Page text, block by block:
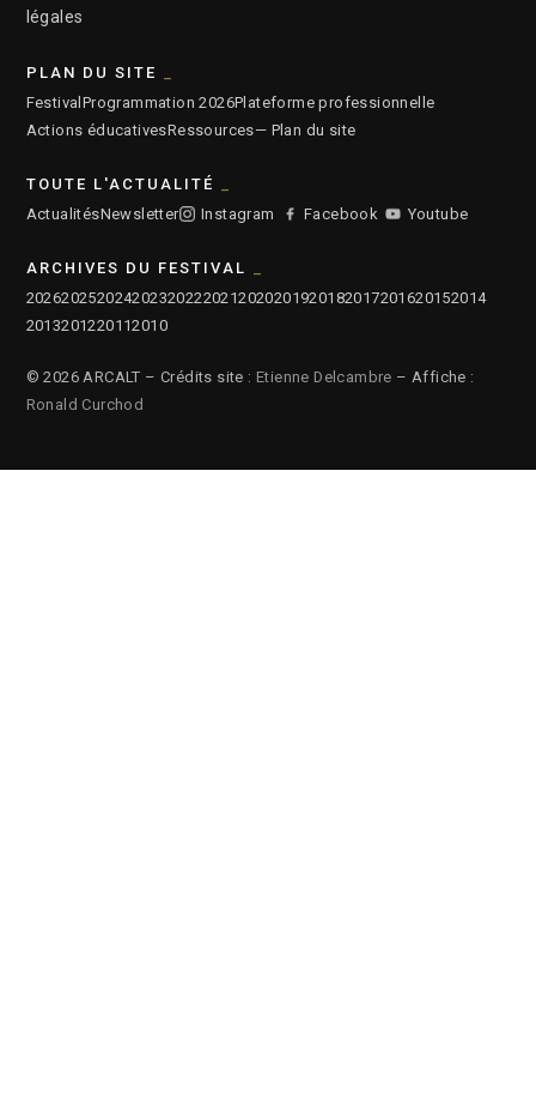
légales
PLAN DU SITE
Festival Programmation 2026Plateforme professionnelle
Actions éducativesRessources— Plan du site
TOUTE L'ACTUALITÉ
ActualitésNewsletter Instagram Facebook Youtube
ARCHIVES DU FESTIVAL
2026202520242023202220212020201920182017201620152014
2013201220112010
© 2026 ARCALT – Crédits site : Etienne Delcambre – Affiche :
Ronald Curchod